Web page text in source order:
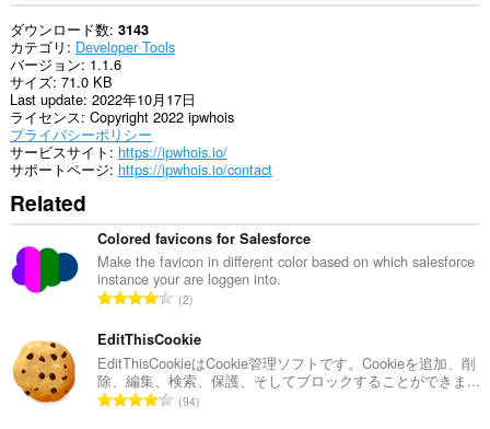
ダウンロード数 3143
カテゴリ
Developer Tools
バージョン 1.1.6
サイズ 71.0 KB
Last update 2022年10月17日
ライセンス Copyright 2022 ipwhois
プライバシーポリシー
サービスサイト https://ipwhois.io/
サポートページ https://ipwhois.io/contact
Related
Colored favicons for Salesforce
Make the favicon in different color based on which salesforce
instance your are loggen into.
評
の
総
数
：
2
EditThisCookie
EditThisCookieはCookie管理ソフトです。Cookieを追加、削
除、編集、検索、保護、そしてブロックすることができま...
評94